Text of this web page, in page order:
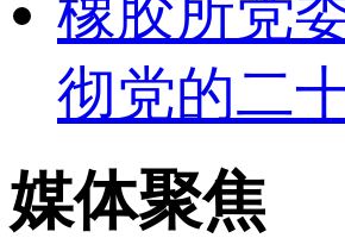
橡胶所党
彻党的二
媒体聚焦